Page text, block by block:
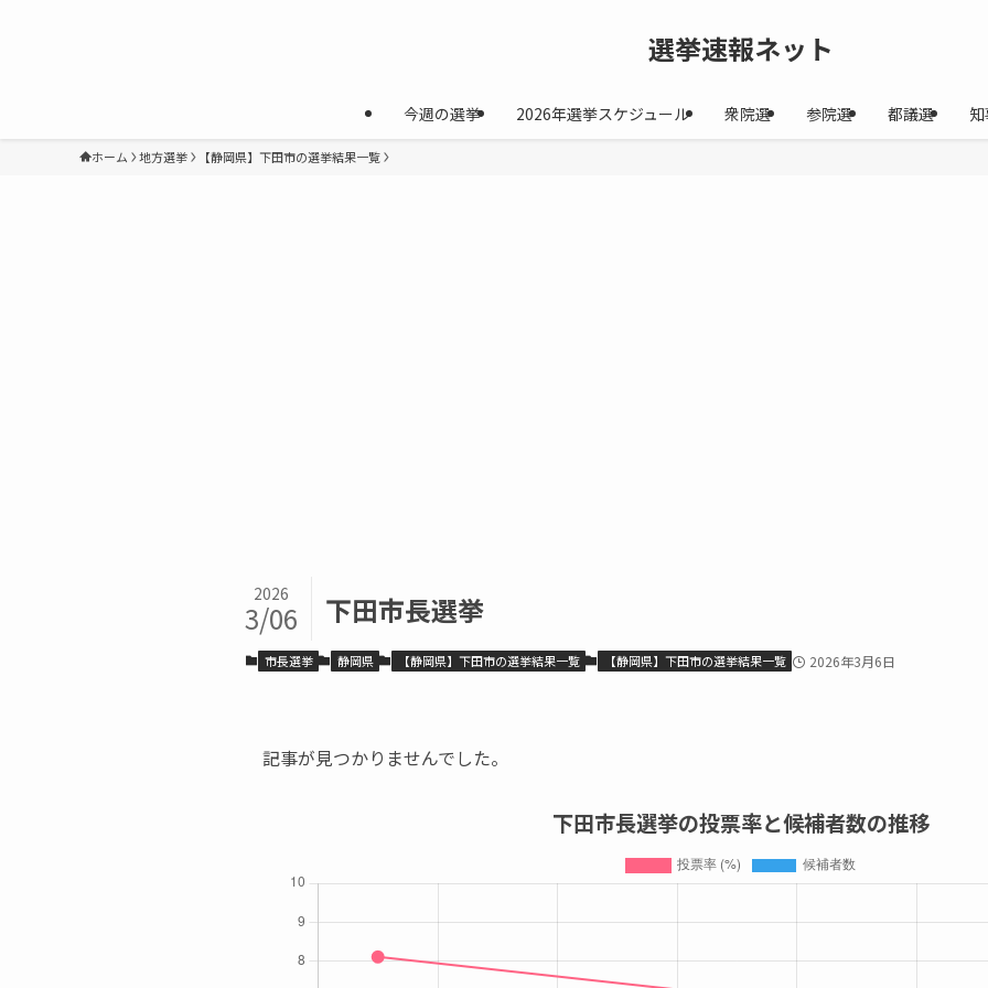
選挙速報ネット
今週の選挙 2026年選挙スケジュール 衆院選 参院選 都議選
ホーム 地方選挙 【静岡県】下田市の選挙結果一覧
下田市長選挙
2026
3/06
市長選挙 静岡県 【静岡県】下田市の選挙結果一覧 【静岡県】下田市の選挙結果一覧 2026年3月6日
記事が見つかりませんでした。
下田市長選挙の投票率と候補者数の推移